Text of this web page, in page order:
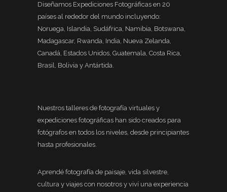
Diseñamos Expediciones Fotográficas en 20
países al rededor del mundo incluyendo:
Noruega, Islandia, Sudáfrica, Namibia, Botswana,
Madagascar, Rwanda, India, Nueva Zelanda,
Canadá, Estados Unidos, Guatemala, Costa Rica,
Brasil, Bolivia y Antártida.
Nuestros talleres de fotografía virtuales y
expediciones fotográficas han sido creados para
fotógrafos en todos los niveles, desde principiantes
hasta profesionales.
Aprendé fotografía de paisaje, vida silvestre,
cultura y viajes con nosotros y viví una experiencia